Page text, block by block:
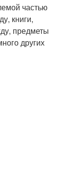
частью
книги,
предметы
других